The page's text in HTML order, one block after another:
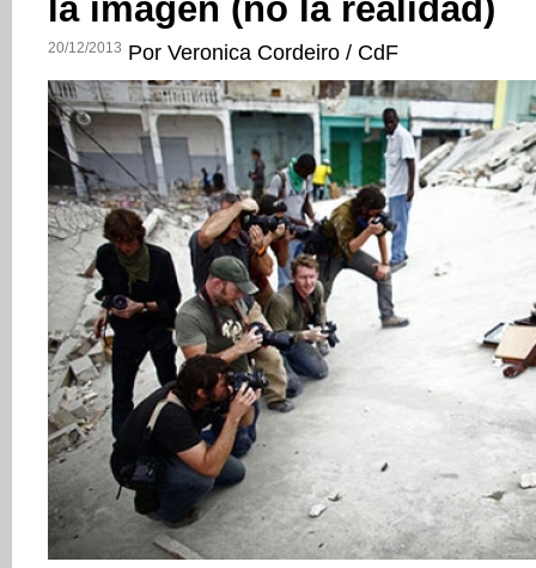
la imagen (no la realidad)
20/12/2013 Por Veronica Cordeiro / CdF